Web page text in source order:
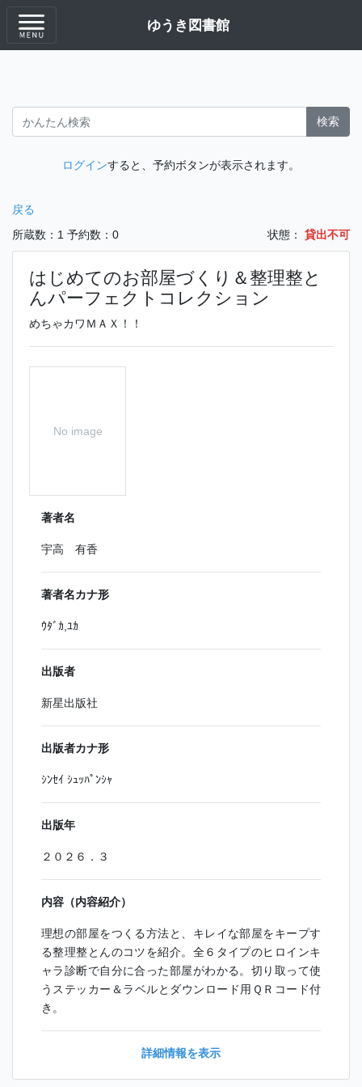
ゆうき図書館
検索
ログインすると、予約ボタンが表示されます。
戻る
所蔵数：1 予約数：0 状態： 貸出不可
はじめてのお部屋づくり＆整理整と
んパーフェクトコレクション
めちゃカワＭＡＸ！！
No image
著者名
宇高 有香
著者名カナ形
ｳﾀﾞｶ,ﾕｶ
出版者
新星出版社
出版者カナ形
ｼﾝｾｲ ｼｭｯﾊﾟﾝｼｬ
出版年
２０２６．３
内容（内容紹介）
理想の部屋をつくる方法と、キレイな部屋をキープす
る整理整とんのコツを紹介。全６タイプのヒロインキ
ャラ診断で自分に合った部屋がわかる。切り取って使
うステッカー＆ラベルとダウンロード用ＱＲコード付
き。
詳細情報を表示